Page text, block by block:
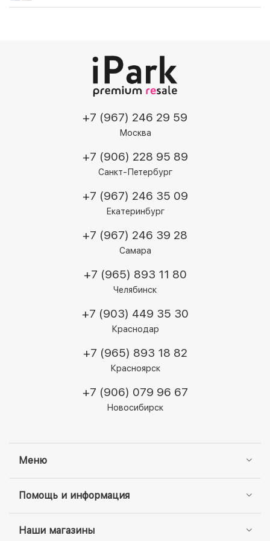
Меню
Помощь и информация
Наши магазины
+7 (967) 246 29 59
Москва
+7 (906) 228 95 89
Санкт-Петербург
+7 (967) 246 35 09
Екатеринбург
+7 (967) 246 39 28
Самара
+7 (965) 893 11 80
Челябинск
+7 (903) 449 35 30
Краснодар
+7 (965) 893 18 82
Красноярск
+7 (906) 079 96 67
Новосибирск